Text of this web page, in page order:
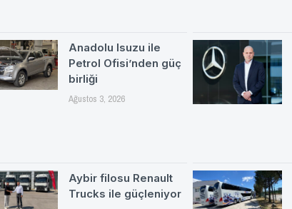
Anadolu Isuzu ile
Petrol Ofisi’nden güç
birliği
Ağustos 3, 2026
Aybir filosu Renault
Trucks ile güçleniyor